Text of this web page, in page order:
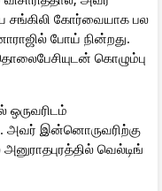
சங்கிலி கோர்வையாக பல
போய் நின்றது.
கொழும்பு
ஒருவரிடம்
அவர் இன்னொருவரிற்கு
வெல்டிங்